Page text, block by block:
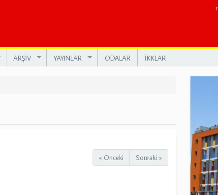
ARŞİV YAYINLAR ODALAR İKKLAR
« Önceki Sonraki »